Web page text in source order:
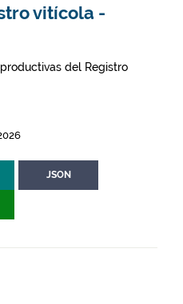
vitícola -
del Registro
JSON